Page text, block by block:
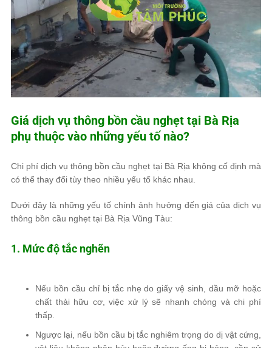
Giá dịch vụ thông bồn cầu nghẹt tại Bà Rịa
phụ thuộc vào những yếu tố nào?
Chi phí dịch vụ thông bồn cầu nghẹt tại Bà Rịa không cố định mà
có thể thay đổi tùy theo nhiều yếu tố khác nhau.
Dưới đây là những yếu tố chính ảnh hưởng đến giá của dịch vụ
thông bồn cầu nghẹt tại Bà Rịa Vũng Tàu:
1. Mức độ tắc nghẽn
Nếu bồn cầu chỉ bị tắc nhẹ dogiấy vệ sinh, dầu mỡ hoặc
chất thải hữu cơ, việc xử lý sẽ nhanh chóng và chi phí
thấp.
Ngược lại, nếu bồn cầu bị tắc nghiêm trọng do dị vật cứng,